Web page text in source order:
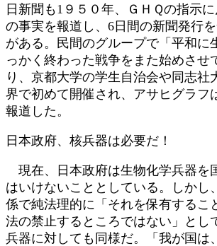
日新聞も1９５０年、ＧＨＱの指示
の事実を報道し、6日間の新聞発行
がある。民間のグループで「平和に
っかく終わった戦争をまた始めさせ
り、京都大学の学生自治会や同志社
界で初めて開催され、アサヒグラフ
報道した。
日本政府、核兵器は必要だ！
現在、日本政府は生物化学兵器を
はいけないこととしている。しかし
係で純法理的に「それを保有するこ
法の禁止するところではない」とし
兵器に対しても同様だ。「我が国は